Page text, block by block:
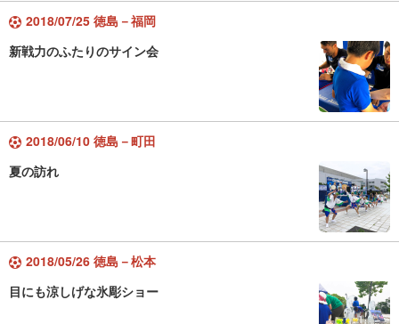
2018/07/25 徳島－福岡
新戦力のふたりのサイン会
2018/06/10 徳島－町田
夏の訪れ
2018/05/26 徳島－松本
目にも涼しげな氷彫ショー